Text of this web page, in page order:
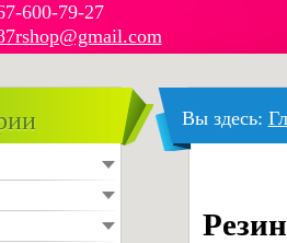
600-79-27
Вы здесь: